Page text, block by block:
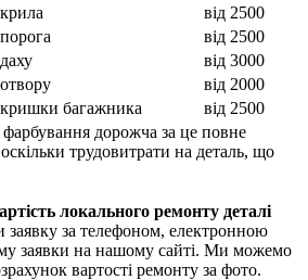
від 2500
від 2500
від 3000
від 2000
багажника
від 2500
фарбування дорожча за це повне
трудовитрати на деталь, що
локального ремонту деталі
заявку за телефоном, електронною
заявки на нашому сайті. Ми можемо
вартості ремонту за фото.